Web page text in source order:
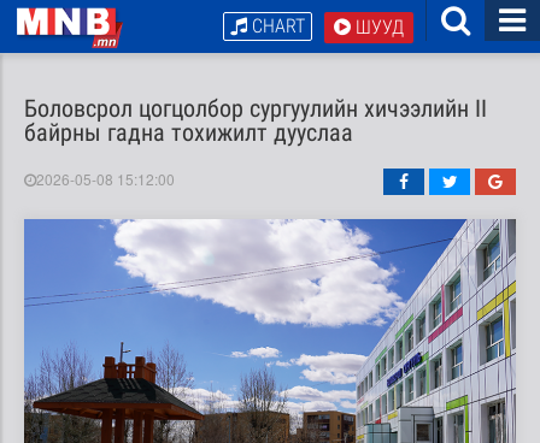
ШУУД
CHART
Боловсрол цогцолбор сургуулийн хичээлийн II
байрны гадна тохижилт дууслаа
2026-05-08 15:12:00